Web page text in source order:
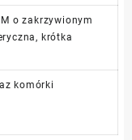
o zakrzywionym
krótka
komórki